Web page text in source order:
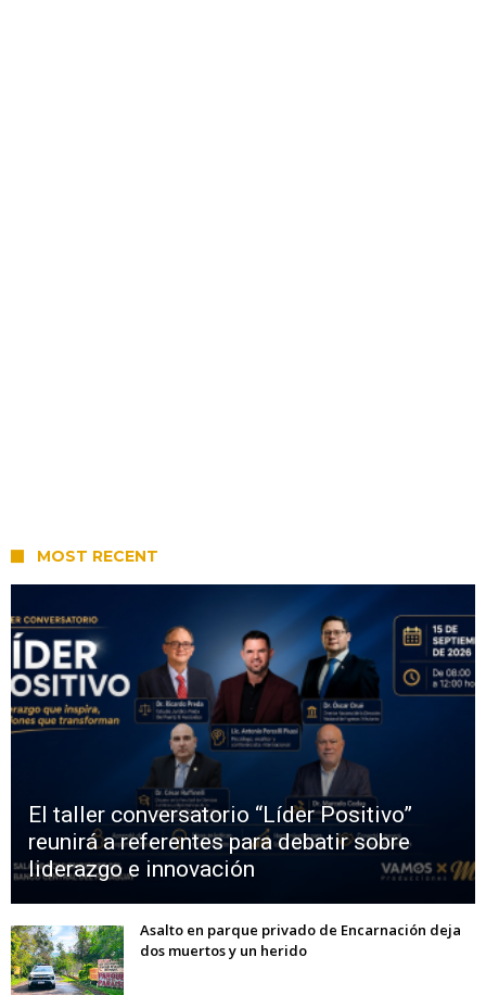
MOST RECENT
El taller conversatorio “Líder Positivo”
reunirá a referentes para debatir sobre
liderazgo e innovación
Asalto en parque privado de Encarnación deja
dos muertos y un herido